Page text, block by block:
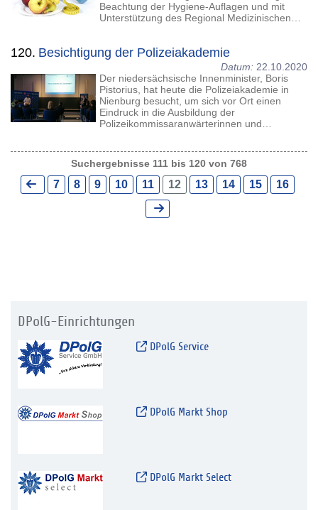
Beachtung der Hygiene-Auflagen und mit
Unterstützung des Regional Medizinischen…
120. Besichtigung der Polizeiakademie
Datum: 22.10.2020
Der niedersächsische Innenminister, Boris
Pistorius, hat heute die Polizeiakademie in
Nienburg besucht, um sich vor Ort einen
Eindruck in die Ausbildung der
Polizeikommissaranwärterinnen und…
Suchergebnisse 111 bis 120 von 768
7 8 9 10 11 12 13 14 15 16
DPolG-Einrichtungen
DPolG Service
DPolG Markt Shop
DPolG Markt Select